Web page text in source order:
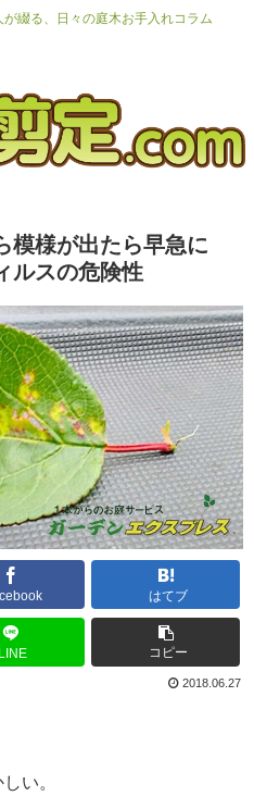
綴る、日々の庭木お手入れコラム
模様が出たら早急に
ルスの危険性
はてブ
LINE コピー
2018.06.27
い。